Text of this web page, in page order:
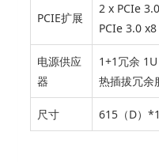
PCIE扩展
2 x PCIe
PCIe 3.0
电源供应
器
1+1冗余
热插拔冗余
尺寸 615（D）